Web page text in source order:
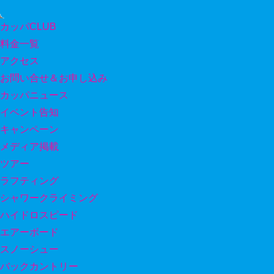
カッパCLUB
料金一覧
アクセス
お問い合せ＆お申し込み
カッパニュース
イベント告知
キャンペーン
メディア掲載
ツアー
ラフティング
シャワークライミング
ハイドロスピード
エアーボード
スノーシュー
バックカントリー